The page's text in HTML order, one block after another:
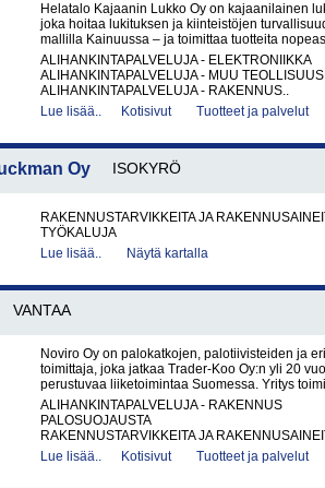
Helatalo Kajaanin Lukko Oy on kajaanilainen
joka hoitaa lukituksen ja kiinteistöjen
mallilla Kainuussa – ja toimittaa tuotteita
ALIHANKINTAPALVELUJA - ELEKTRONIIKKA
ALIHANKINTAPALVELUJA - MUU TEOLLISUUS
ALIHANKINTAPALVELUJA - RAKENNUS..
Lue lisää..
Kotisivut Tuotteet ja palvelut
Oy ISOKYRÖ
RAKENNUSTARVIKKEITA JA
TYÖKALUJA
Lue lisää..
Näytä kartalla
VANTAA
Noviro Oy on palokatkojen, palotiivisteiden ja
toimittaja, joka jatkaa Trader-Koo Oy:n yli 20
perustuvaa liiketoimintaa Suomessa. Yritys
ALIHANKINTAPALVELUJA - RAKENNUS
PALOSUOJAUSTA
RAKENNUSTARVIKKEITA JA
Lue lisää..
Kotisivut Tuotteet ja palvelut